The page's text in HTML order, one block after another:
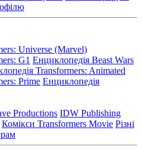
Universe (Marvel)
G1 Енциклопедія Beast Wars
Transformers: Animated
Prime Енциклопедія
Productions IDW Publishing
Комікси Transformers Movie Різні